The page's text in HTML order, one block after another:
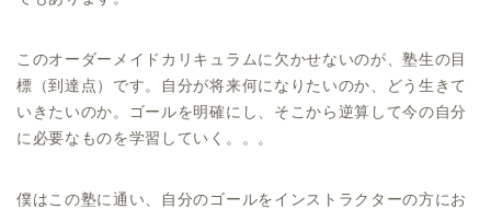
このオーダーメイドカリキュラムに欠かせないのが、塾生の目
標（到達点）です。自分が将来何になりたいのか、どう生きて
いきたいのか。ゴールを明確にし、そこから逆算して今の自分
に必要なものを学習していく。。。
僕はこの塾に通い、自分のゴールをインストラクターの方にお